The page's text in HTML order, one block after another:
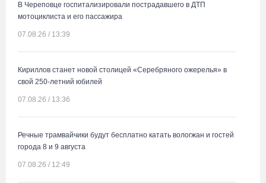
В Череповце госпитализировали пострадавшего в ДТП
мотоциклиста и его пассажира
07.08.26 / 13:39
Кириллов станет новой столицей «Серебряного ожерелья» в
свой 250-летний юбилей
07.08.26 / 13:36
Речные трамвайчики будут бесплатно катать вологжан и гостей
города 8 и 9 августа
07.08.26 / 12:49